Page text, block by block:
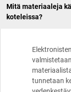
Mitä materiaaleja
koteleissa?
tunnetaan